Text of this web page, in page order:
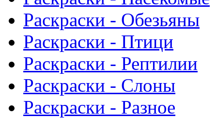
Раскраски - Обезьяны
Раскраски - Птици
Раскраски - Рептилии
Раскраски - Слоны
Раскраски - Разное